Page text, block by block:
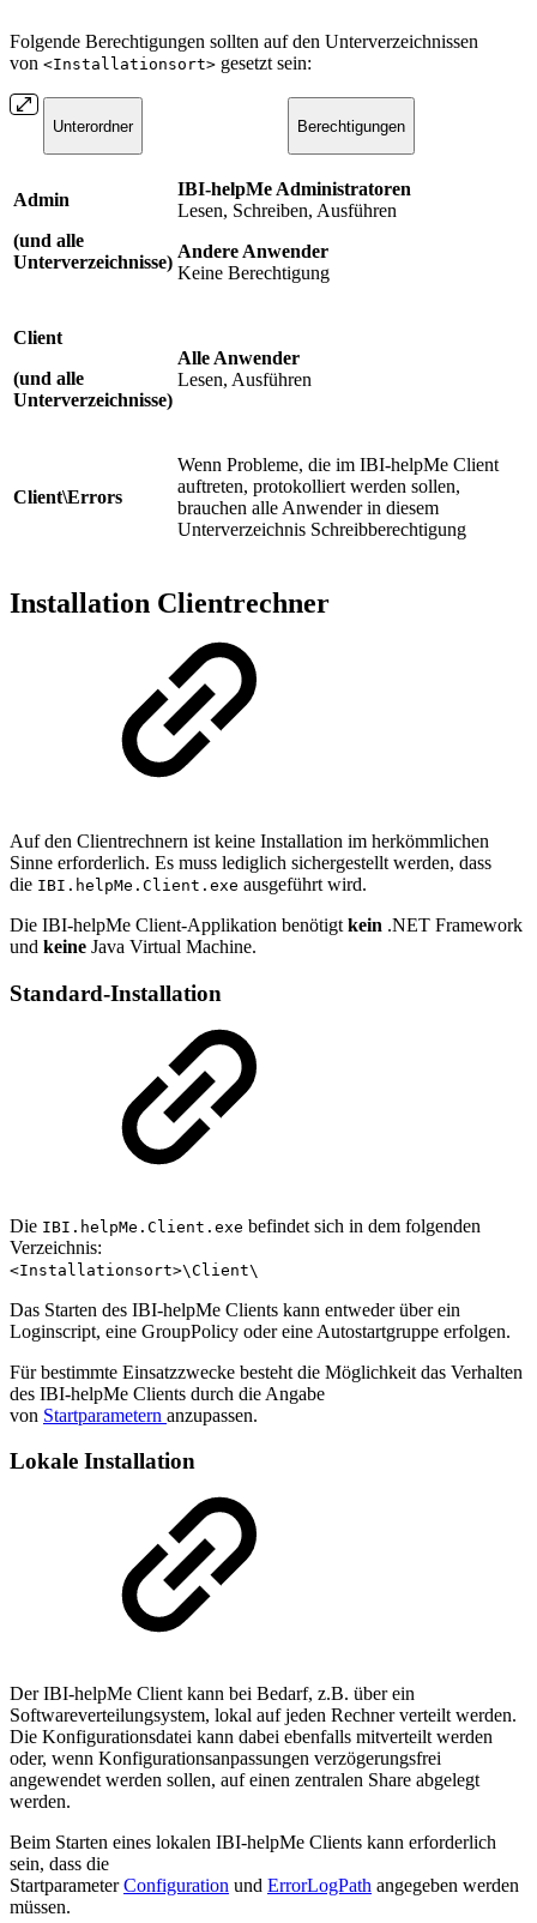
Folgende Berechtigungen sollten auf den Unterverzeichnissen
von <Installationsort> gesetzt sein:
Unterordner Berechtigungen
Admin
(und alle
Unterverzeichnisse)
IBI-helpMe Administratoren
Lesen, Schreiben, Ausführen
Andere Anwender
Keine Berechtigung
Client
(und alle
Unterverzeichnisse)
Alle Anwender
Lesen, Ausführen
Client\Errors
Wenn Probleme, die im IBI-helpMe Client
auftreten, protokolliert werden sollen,
brauchen alle Anwender in diesem
Unterverzeichnis Schreibberechtigung
Installation Clientrechner
Auf den Clientrechnern ist keine Installation im herkömmlichen
Sinne erforderlich. Es muss lediglich sichergestellt werden, dass
die IBI.helpMe.Client.exe ausgeführt wird.
Die IBI-helpMe Client-Applikation benötigt kein .NET Framework
und keine Java Virtual Machine.
Standard-Installation
Die IBI.helpMe.Client.exe befindet sich in dem folgenden
Verzeichnis:
<Installationsort>\Client\
Das Starten des IBI-helpMe Clients kann entweder über ein
Loginscript, eine GroupPolicy oder eine Autostartgruppe erfolgen.
Für bestimmte Einsatzzwecke besteht die Möglichkeit das Verhalten
des IBI-helpMe Clients durch die Angabe
von Startparametern anzupassen.
Lokale Installation
Der IBI-helpMe Client kann bei Bedarf, z.B. über ein
Softwareverteilungsystem, lokal auf jeden Rechner verteilt werden.
Die Konfigurationsdatei kann dabei ebenfalls mitverteilt werden
oder, wenn Konfigurationsanpassungen verzögerungsfrei
angewendet werden sollen, auf einen zentralen Share abgelegt
werden.
Beim Starten eines lokalen IBI-helpMe Clients kann erforderlich
sein, dass die
StartparameterConfiguration und ErrorLogPath angegeben werden
müssen.